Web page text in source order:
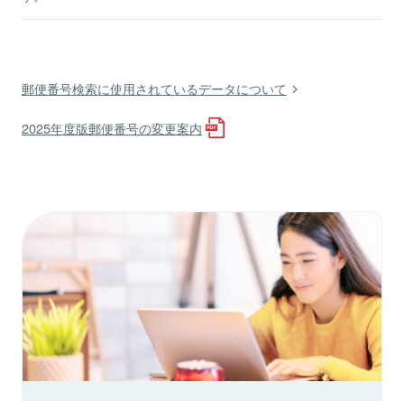
郵便番号検索に使用されているデータについて
2025年度版郵便番号の変更案内